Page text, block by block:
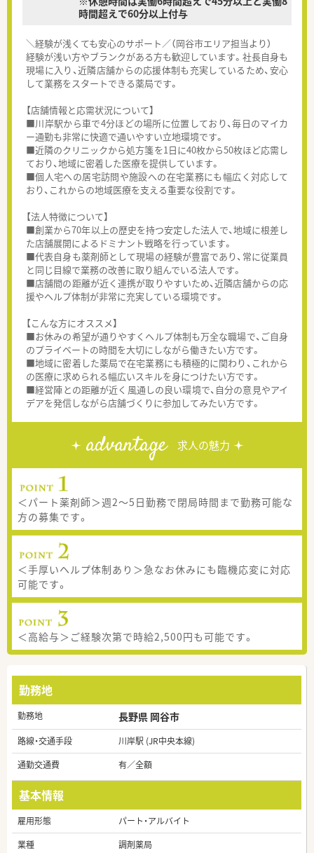
時間超えで60分以上付与
＼経験が浅くても安心のサポート／（岡谷市エリア担当より）
経験が浅い方やブランクがある方も歓迎しています。社長自身も
現場に入り、近隣店舗からの応援体制も充実しているため、安心
して業務をスタートできる薬局です。
【店舗情報と応需状況について】
■川岸駅から車で4分ほどの場所に位置しており、毎日のマイカ
ー通勤も非常に快適で通いやすい立地環境です。
■近隣のクリニックから処方箋を1日に40枚から50枚ほど応需し
ており、地域に密着した医療を提供しています。
■個人宅への居宅訪問や施設への在宅業務にも幅広く対応して
おり、これからの地域医療を支える重要な役割です。
【法人特徴について】
■創業から70年以上の歴史を持つ安定した法人で、地域に根差し
た店舗展開によるドミナント戦略を行っています。
■代表自身も薬剤師として現場の経験が豊富であり、常に従業員
と同じ目線で業務の改善に取り組んでいる法人です。
■店舗間の距離が近く連携が取りやすいため、近隣店舗からの応
援やヘルプ体制が非常に充実している環境です。
【こんな方にオススメ】
■お休みの希望が通りやすくヘルプ体制も万全な職場で、ご自身
のプライベートの時間を大切にしながら働きたい方です。
■地域に密着した薬局で在宅業務にも積極的に関わり、これから
の医療に求められる幅広いスキルを身につけたい方です。
■経営陣との距離が近く風通しの良い環境で、自分の意見やアイ
デアを発信しながら店舗づくりに参加してみたい方です。
advantage 求人の魅力
＜パート薬剤師＞週2～5日勤務で閉局時間まで勤務可能な
方の募集です。
＜手厚いヘルプ体制あり＞急なお休みにも臨機応変に対応
可能です。
＜高給与＞ご経験次第で時給2,500円も可能です。
勤務地
勤務地 長野県 岡谷市
路線・交通手段
川岸駅 (JR中央本線)
通勤交通費
有／全額
基本情報
雇用形態
パート・アルバイト
業種
調剤薬局